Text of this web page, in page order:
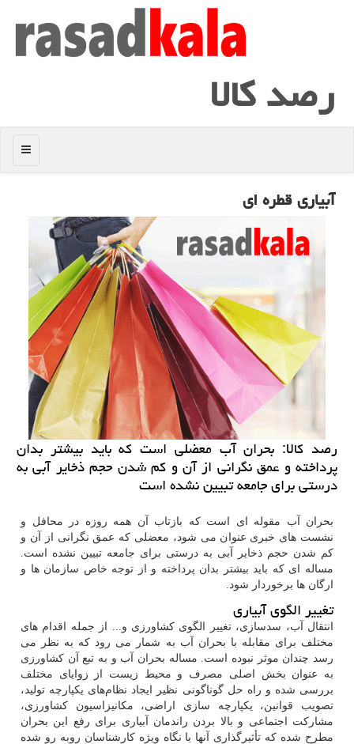
رصد كالا
منو
آبیاری قطره ای
رصد كالا: بحران آب معضلی است كه باید بیشتر بدان
پرداخته و عمق نگرانی از آن و كم شدن حجم ذخایر آبی به
درستی برای جامعه تبیین نشده است
بحران آب مقوله ای است که بازتاب آن همه روزه در محافل و
نشست های خبری عنوان می شود، معضلی که عمق نگرانی از آن و
کم شدن حجم ذخایر آبی به درستی برای جامعه تبیین نشده است.
مساله ای که باید بیشتر بدان پرداخته و از توجه خاص سازمان ها و
ارگان ها برخوردار شود.
تغییر الگوی آبیاری
انتقال آب، سدسازی، تغییر الگوی کشاورزی و... از جمله اقدام های
مختلف برای مقابله با بحران آب به شمار می رود که به نظر می
رسد چندان موثر نبوده است. مساله بحران آب و به تبع آن کشاورزی
به عنوان بخش اصلی مصرف و محیط زیست از زوایای مختلف
بررسی شده و راه حل گوناگونی نظیر ایجاد نظام‌های یکپارچه تولید،
تصویب قوانین، یکپارچه سازی اراضی، مکانیزاسیون کشاورزی،
مشارکت اجتماعی و بالا بردن راندمان آبیاری برای رفع این بحران
مطرح شده که تأثیرگذاری آنها با نگاه ویژه کارشناسان روبه رو شده